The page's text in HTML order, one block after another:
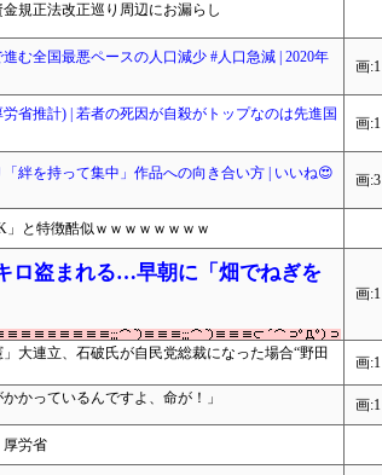
規正法改正巡り周辺にお漏らし
む全国最悪ペースの人口減少 #人口急減 | 2020年
画:1
省推計) | 若者の死因が自殺がトップなのは先進国
画:1
絆を持って集中」作品への向き合い方 | いいね😍 画:3
と特徴酷似ｗｗｗｗｗｗｗｗ
ロ盗まれる…早朝に「畑でねぎを
画:1
大連立、石破氏が自民党総裁になった場合“野田
画:1
かっているんですよ、命が！」 画:1
労省